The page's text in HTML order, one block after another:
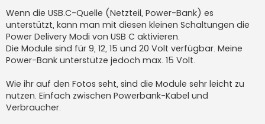
Wenn die USB.C-Quelle (Netzteil, Power-Bank) es
unterstützt, kann man mit diesen kleinen Schaltungen die
Power Delivery Modi von USB C aktivieren.
Die Module sind für 9, 12, 15 und 20 Volt verfügbar. Meine
Power-Bank unterstütze jedoch max. 15 Volt.
Wie ihr auf den Fotos seht, sind die Module sehr leicht zu
nutzen. Einfach zwischen Powerbank-Kabel und
Verbraucher.